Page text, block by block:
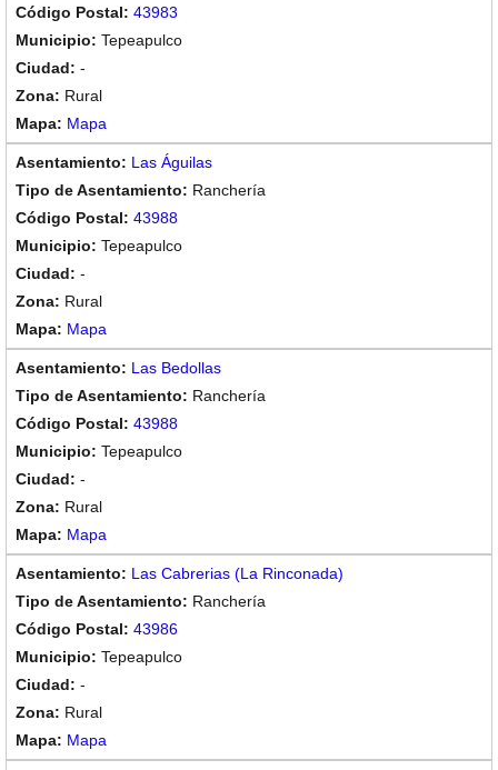
43983
Tepeapulco
-
Rural
Mapa
Las Águilas
Ranchería
43988
Tepeapulco
-
Rural
Mapa
Las Bedollas
Ranchería
43988
Tepeapulco
-
Rural
Mapa
Las Cabrerias (La Rinconada)
Ranchería
43986
Tepeapulco
-
Rural
Mapa